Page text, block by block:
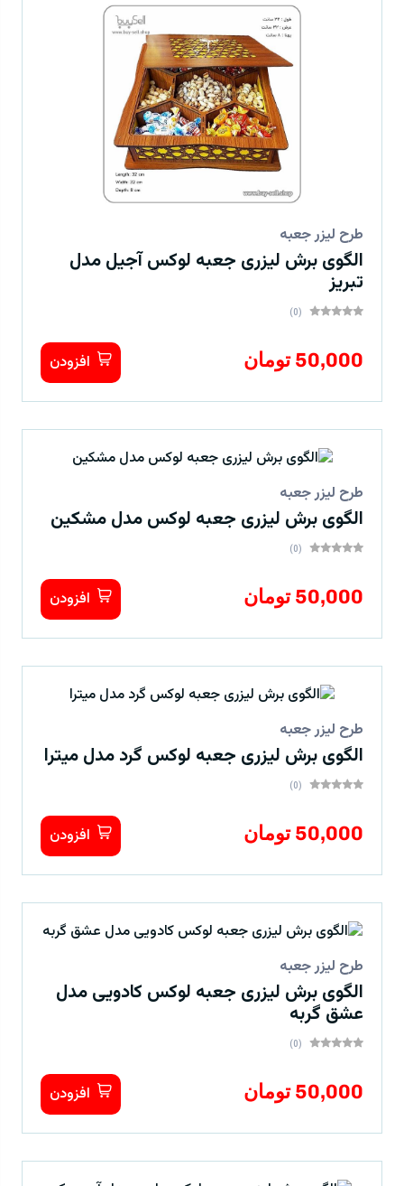
طرح لیزر جعبه
الگوی برش لیزری جعبه لوکس آجیل مدل
تبریز
(0)
50,000 تومان افزودن
طرح لیزر جعبه
الگوی برش لیزری جعبه لوکس مدل مشکین
(0)
50,000 تومان افزودن
طرح لیزر جعبه
الگوی برش لیزری جعبه لوکس گرد مدل میترا
(0)
50,000 تومان افزودن
طرح لیزر جعبه
الگوی برش لیزری جعبه لوکس کادویی مدل
عشق گربه
(0)
50,000 تومان افزودن